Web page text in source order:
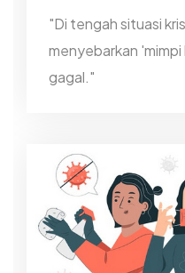
"Di tengah situasi
menyebarkan
gagal."